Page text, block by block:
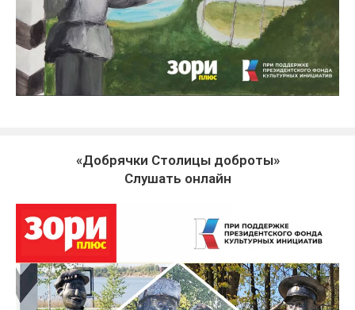
«Добрячки Столицы доброты»
Слушать онлайн